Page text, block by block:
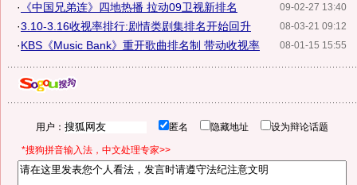
09-02-27 13:40
· 《中国兄弟连》四地热播 拉动09卫视新排名
08-03-21 09:12
·3.10-3.16收视率排行:剧情类剧集排名开始回升
08-01-15 15:55
·KBS《Music Bank》重开歌曲排名制 带动收视率
用户： 匿名 隐藏地址 设为辩论话题
*搜狗拼音输入法，中文处理专家>>